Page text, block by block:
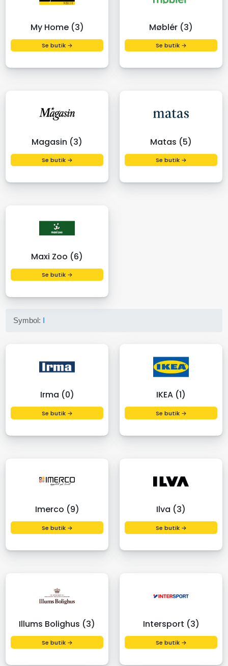
My Home (3)
Se butik →
Møblér (3)
Se butik →
Magasin (3)
Se butik →
Matas (5)
Se butik →
Maxi Zoo (6)
Se butik →
Symbol: I
Irma (0)
Se butik →
IKEA (1)
Se butik →
Imerco (9)
Se butik →
Ilva (3)
Se butik →
Illums Bolighus (3)
Se butik →
Intersport (3)
Se butik →